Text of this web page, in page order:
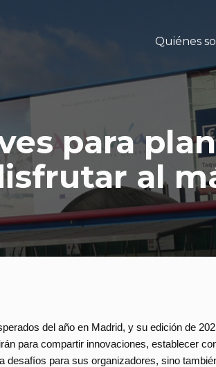
Quiénes
para
al
del año en Madrid, y su edición de
para compartir innovaciones, establecer
para sus organizadores, sino